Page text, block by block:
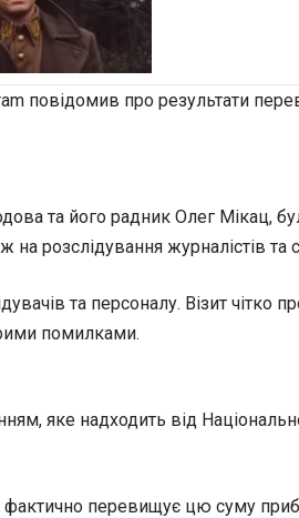
повідомив про результати
та його радник Олег Мікац,
розслідування журналістів та
та персоналу. Візит чітко
помилками.
яке надходить від
фактично перевищує цю суму